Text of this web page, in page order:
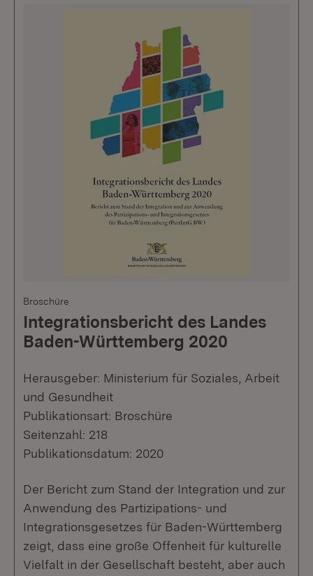
Broschüre
Integrationsbericht des Landes
Baden-Württemberg 2020
Herausgeber: Ministerium für Soziales, Arbeit
und Gesundheit
Publikationsart: Broschüre
Seitenzahl: 218
Publikationsdatum: 2020
Der Bericht zum Stand der Integration und zur
Anwendung des Partizipations- und
Integrationsgesetzes für Baden-Württemberg
zeigt, dass eine große Offenheit für kulturelle
Vielfalt in der Gesellschaft besteht, aber auch